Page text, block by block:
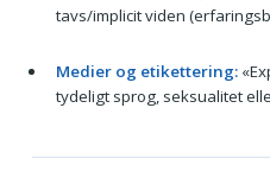
tavs/implicit viden
Medier og etikettering:
tydeligt sprog, seksualitet